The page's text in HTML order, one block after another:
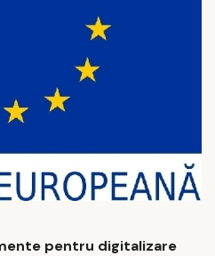
pentru digitalizare